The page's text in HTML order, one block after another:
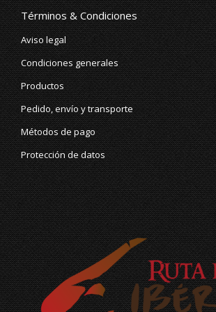
opens
in
new
window
opens
in
new
window
Términos & Condiciones
Aviso legal
Condiciones generales
Productos
Pedido, envío y transporte
Métodos de pago
Protección de datos